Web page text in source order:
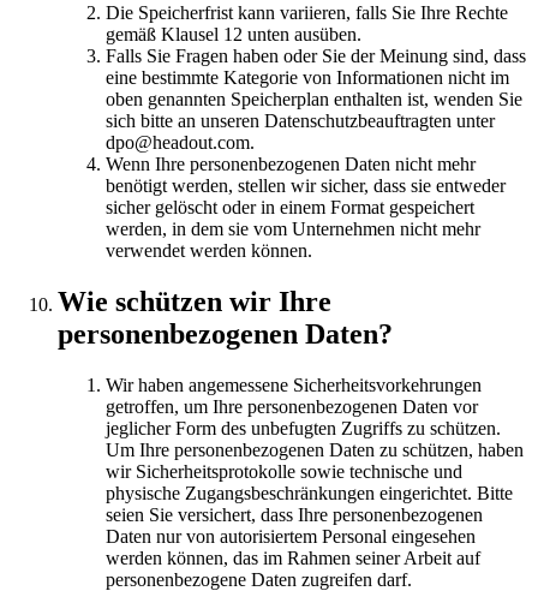
Die Speicherfrist kann variieren, falls Sie Ihre Rechte
gemäß Klausel 12 unten ausüben.
Falls Sie Fragen haben oder Sie der Meinung sind, dass
eine bestimmte Kategorie von Informationen nicht im
oben genannten Speicherplan enthalten ist, wenden Sie
sich bitte an unseren Datenschutzbeauftragten unter
dpo@headout.com.
Wenn Ihre personenbezogenen Daten nicht mehr
benötigt werden, stellen wir sicher, dass sie entweder
sicher gelöscht oder in einem Format gespeichert
werden, in dem sie vom Unternehmen nicht mehr
verwendet werden können.
Wie schützen wir Ihre
personenbezogenen Daten?
Wir haben angemessene Sicherheitsvorkehrungen
getroffen, um Ihre personenbezogenen Daten vor
jeglicher Form des unbefugten Zugriffs zu schützen.
Um Ihre personenbezogenen Daten zu schützen, haben
wir Sicherheitsprotokolle sowie technische und
physische Zugangsbeschränkungen eingerichtet. Bitte
seien Sie versichert, dass Ihre personenbezogenen
Daten nur von autorisiertem Personal eingesehen
werden können, das im Rahmen seiner Arbeit auf
personenbezogene Daten zugreifen darf.